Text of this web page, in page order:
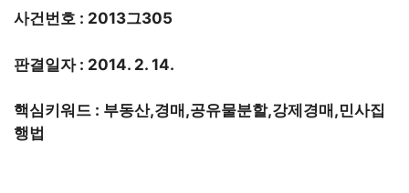
사건번호 : 2013그305
판결일자 : 2014. 2. 14.
핵심키워드 : 부동산,경매,공유물분할,강제경매,민사집
행법